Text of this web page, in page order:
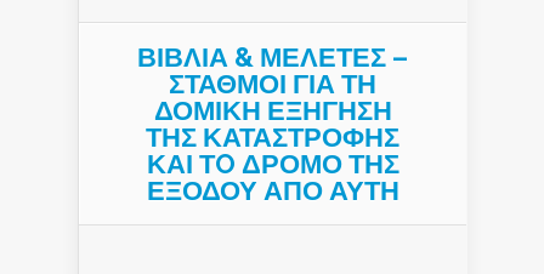
ΒΙΒΛΙΑ & ΜΕΛΕΤΕΣ –
ΣΤΑΘΜΟΙ ΓΙΑ ΤΗ
ΔΟΜΙΚΗ ΕΞΗΓΗΣΗ
ΤΗΣ ΚΑΤΑΣΤΡΟΦΗΣ
ΚΑΙ ΤO ΔΡΟΜΟ ΤΗΣ
ΕΞΟΔΟΥ ΑΠΟ ΑΥΤΗ